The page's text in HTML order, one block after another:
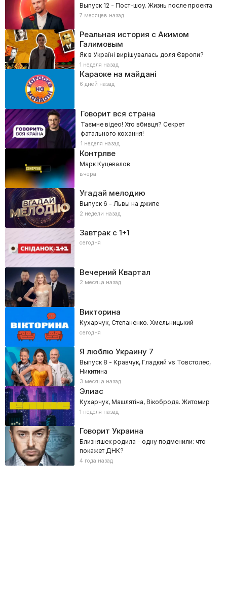
Выпуск 12 - Пост-шоу. Жизнь после проекта
7 месяцев назад
Реальная история с Акимом
Галимовым
Як в Україні вирішувалась доля Європи?
1 неделя назад
Караоке на майдані
6 дней назад
Говорит вся страна
Таємне відео! Хто вбивця? Секрет
фатального кохання!
1 неделя назад
Контрлве
Марк Куцевалов
вчера
Угадай мелодию
Выпуск 6 - Львы на джипе
2 недели назад
Завтрак с 1+1
сегодня
Вечерний Квартал
2 месяца назад
Викторина
Кухарчук, Степаненко. Хмельницький
сегодня
Я люблю Украину7
Выпуск 8 - Кравчук, Гладкий vs Товстолес,
Никитина
3 месяца назад
Элиас
Кухарчук, Машлятіна, Вікоброда. Житомир
1 неделя назад
Говорит Украина
Близняшек родила – одну подменили: что
покажет ДНК?
4 года назад